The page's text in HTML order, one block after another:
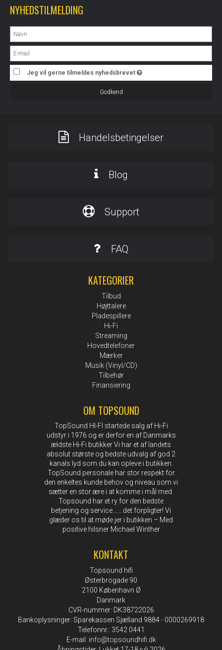
NYHEDSTILMELDING
Jeg vil gerne tilmeldes nyhedsbrevet
Godkend
Handelsbetingelser
Blog
Support
FAQ
KATEGORIER
Tilbud
Højttalere
Pladespillere
Hi-Fi
Streaming
Hovedtelefoner
Mærker
Musik (Vinyl/CD)
Tilbehør
Finansiering
OM TOPSOUND
TopSound HI-FI startede salg af Hi-Fi
udstyr i 1976 og er derfor en af Danmarks
ældste Hi-Fi butikker Vi har et af landets
absolut største og bedste udvalg af god 2
kanals lyd som du kan opleve i butikken.
TopSound personale har stor respekt for
den enkeltes kunde behov og niveau som vi
sætter en stor ære i at komme i mål med.
Topsound har et ry for den bedste
betjening og service…….det forpligter! Vi
glæder os til at møde jer i butikken – Med
positive hilsner Michael Winther
KONTAKT
Topsound hifi
Østerbrogade 90
2100 København Ø
Danmark
CVR-nummer: DK38722026
Bankoplysninger: Sparekassen Sjælland 9884 - 0000269918
Telefonnr.: 3542 0441
E-mail : info@topsoundhifi.dk